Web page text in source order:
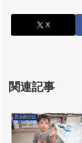
X
関連記事
昆虫館日誌